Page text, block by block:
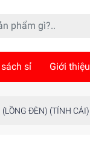
sỉ Giới thiệu
ĐÈN) (TÍNH CÁI)